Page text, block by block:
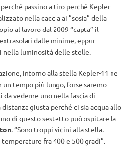
passino a tiro perché Kepler
nella caccia ai ”sosia” della
al lavoro dal 2009 “capta” il
dalle minime, eppur
nella luminosità delle stelle.
intorno alla stella Kepler-11 ne
un tempo più lungo, forse saremo
da vederne uno nella fascia di
giusta perché ci sia acqua allo
di questo sestetto può ospitare la
. “Sono troppi vicini alla stella.
fra 400 e 500 gradi”.